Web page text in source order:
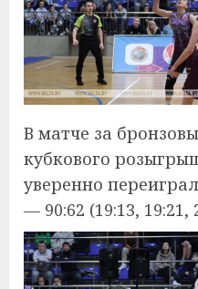
В матче за
кубкового
уверенно
— 90:62 (19:13, 19:21,